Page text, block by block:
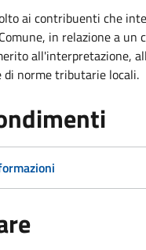
ai contribuenti che
in relazione a un
all'interpretazione,
di norme tributarie locali.